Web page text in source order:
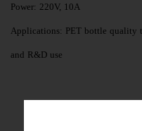
Power: 220V, 10A
Applications: PET bottle quality
and R&D use